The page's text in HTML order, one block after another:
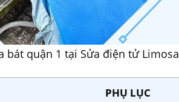
bát quận 1 tại Sửa điện tử Limosa
PHỤ LỤC